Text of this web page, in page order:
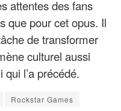
attentes des fans
que pour cet opus. Il
de transformer
culturel aussi
l’a précédé.
Rockstar Games